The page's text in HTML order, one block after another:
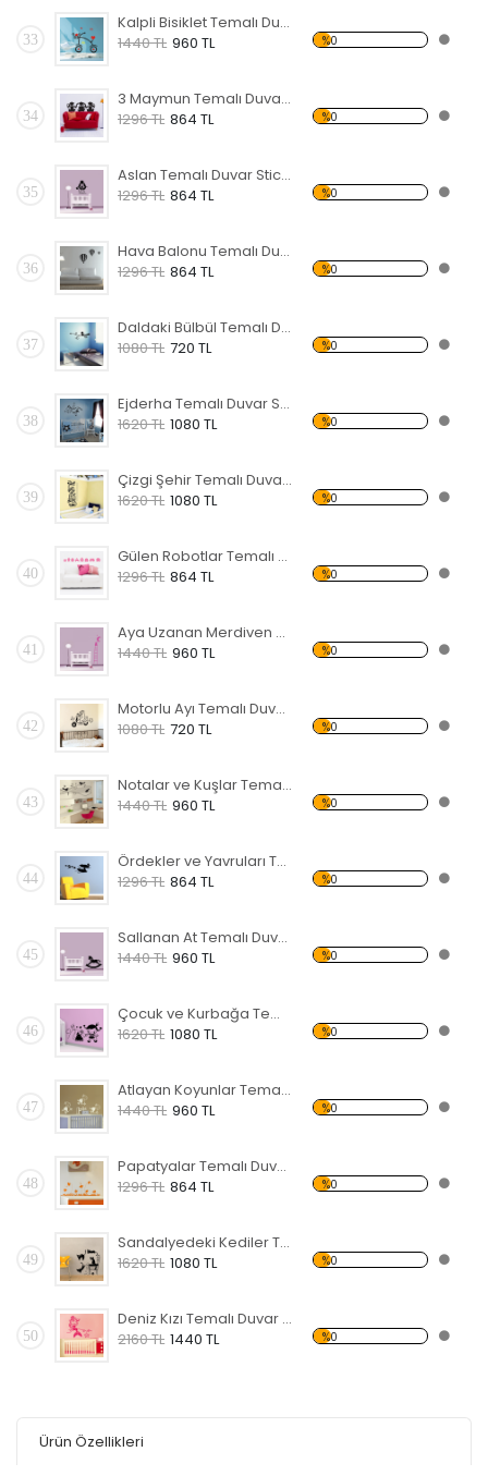
33
Kalpli Bisiklet Temalı Duvar Sticker
1440 TL 960 TL %0
34
3 Maymun Temalı Duvar Sticker
1296 TL 864 TL %0
35
Aslan Temalı Duvar Sticker
1296 TL 864 TL %0
36
Hava Balonu Temalı Duvar Sticker
1296 TL 864 TL %0
37
Daldaki Bülbül Temalı Duvar Sticker
1080 TL 720 TL %0
38
Ejderha Temalı Duvar Sticker
1620 TL 1080 TL %0
39
Çizgi Şehir Temalı Duvar Sticker
1620 TL 1080 TL %0
40
Gülen Robotlar Temalı Duvar Sticker
1296 TL 864 TL %0
41
Aya Uzanan Merdiven Temalı Duvar Sticker
1440 TL 960 TL %0
42
Motorlu Ayı Temalı Duvar Sticker
1080 TL 720 TL %0
43
Notalar ve Kuşlar Temalı Duvar Sticker
1440 TL 960 TL %0
44
Ördekler ve Yavruları Temalı Duvar Sticker
1296 TL 864 TL %0
45
Sallanan At Temalı Duvar Sticker
1440 TL 960 TL %0
46
Çocuk ve Kurbağa Temalı Duvar Sticker
1620 TL 1080 TL %0
47
Atlayan Koyunlar Temalı Duvar Sticker
1440 TL 960 TL %0
48
Papatyalar Temalı Duvar Sticker
1296 TL 864 TL %0
49
Sandalyedeki Kediler Temalı Duvar Sticker
1620 TL 1080 TL %0
50
Deniz Kızı Temalı Duvar Sticker
2160 TL 1440 TL %0
Ürün Özellikleri